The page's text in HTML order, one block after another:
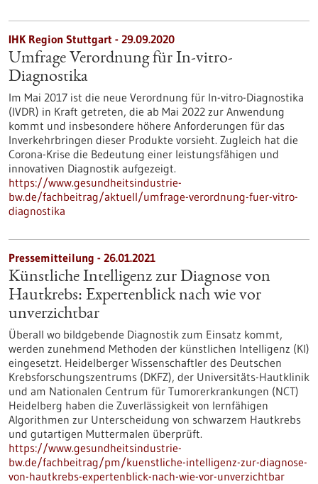
IHK Region Stuttgart - 29.09.2020
Umfrage Verordnung für In-vitro-
Diagnostika
Im Mai 2017 ist die neue Verordnung für In-vitro-Diagnostika
(IVDR) in Kraft getreten, die ab Mai 2022 zur Anwendung
kommt und insbesondere höhere Anforderungen für das
Inverkehrbringen dieser Produkte vorsieht. Zugleich hat die
Corona-Krise die Bedeutung einer leistungsfähigen und
innovativen Diagnostik aufgezeigt.
https://www.gesundheitsindustrie-
bw.de/fachbeitrag/aktuell/umfrage-verordnung-fuer-vitro-
diagnostika
Pressemitteilung - 26.01.2021
Künstliche Intelligenz zur Diagnose von
Hautkrebs: Expertenblick nach wie vor
unverzichtbar
Überall wo bildgebende Diagnostik zum Einsatz kommt,
werden zunehmend Methoden der künstlichen Intelligenz (KI)
eingesetzt. Heidelberger Wissenschaftler des Deutschen
Krebsforschungszentrums (DKFZ), der Universitäts-Hautklinik
und am Nationalen Centrum für Tumorerkrankungen (NCT)
Heidelberg haben die Zuverlässigkeit von lernfähigen
Algorithmen zur Unterscheidung von schwarzem Hautkrebs
und gutartigen Muttermalen überprüft.
https://www.gesundheitsindustrie-
bw.de/fachbeitrag/pm/kuenstliche-intelligenz-zur-diagnose-
von-hautkrebs-expertenblick-nach-wie-vor-unverzichtbar